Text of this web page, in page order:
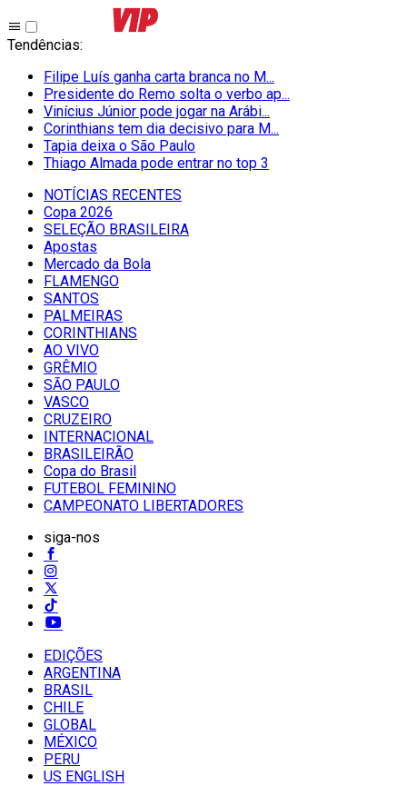
Tendências:
Filipe Luís ganha carta branca no M...
Presidente do Remo solta o verbo ap...
Vinícius Júnior pode jogar na Arábi...
Corinthians tem dia decisivo para M...
Tapia deixa o São Paulo
Thiago Almada pode entrar no top 3
NOTÍCIAS RECENTES
Copa 2026
SELEÇÃO BRASILEIRA
Apostas
Mercado da Bola
FLAMENGO
SANTOS
PALMEIRAS
CORINTHIANS
AO VIVO
GRÊMIO
SĀO PAULO
VASCO
CRUZEIRO
INTERNACIONAL
BRASILEIRÃO
Copa do Brasil
FUTEBOL FEMININO
CAMPEONATO LIBERTADORES
siga-nos
EDIÇÕES
ARGENTINA
BRASIL
CHILE
GLOBAL
MÉXICO
PERU
US ENGLISH